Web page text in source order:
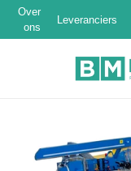
Over
ons
Leveranciers